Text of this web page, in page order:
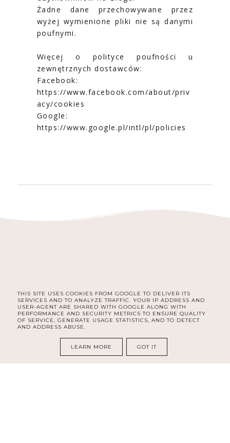
Żadne dane przechowywane przez
wyżej wymienione pliki nie są danymi
poufnymi.
Więcej o polityce poufności u
zewnętrznych dostawców:
Facebook:
https://www.facebook.com/about/priv
acy/cookies
Google:
https://www.google.pl/intl/pl/policies
FACEBOOK INSTAGRAM
KOBIET | SELF CARE, ORGANIZACJA, ROZWÓJ I LIFESTYLE
BLOG DESIGN: KAROGRAFIA.PL
THIS SITE USES COOKIES FROM GOOGLE TO DELIVER ITS
SERVICES AND TO ANALYZE TRAFFIC. YOUR IP ADDRESS AND
USER-AGENT ARE SHARED WITH GOOGLE ALONG WITH
PERFORMANCE AND SECURITY METRICS TO ENSURE QUALITY
OF SERVICE, GENERATE USAGE STATISTICS, AND TO DETECT
AND ADDRESS ABUSE.
LEARN MORE GOT IT